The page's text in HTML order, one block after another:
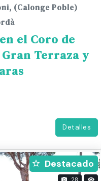
(Calonge Poble)
el Coro de
Terraza y
Detalles
Destacado
28